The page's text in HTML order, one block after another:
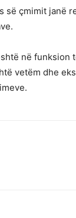
çmimit janë
në
vetëm dhe